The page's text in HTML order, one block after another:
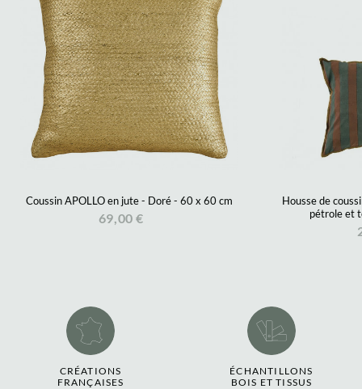
Coussin APOLLO en jute - Doré - 60 x 60 cm
69,00 €
Housse de
pétrole et
CRÉATIONS
FRANÇAISES
ÉCHANTILLONS
BOIS ET TISSUS